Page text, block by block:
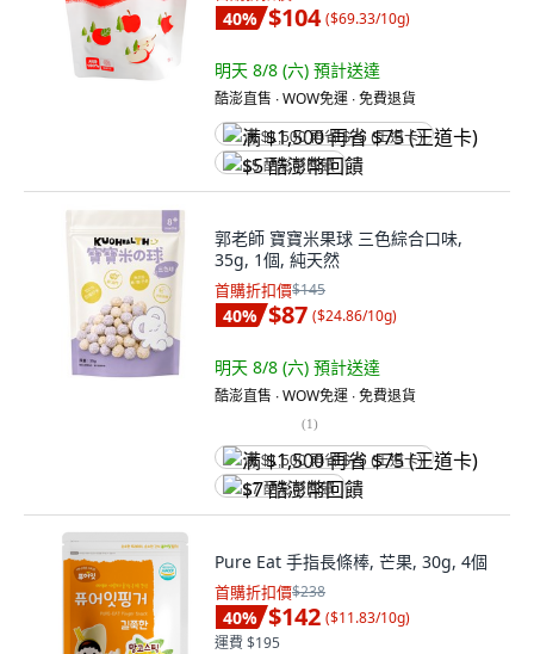
40% $104 ($69.33/10g)
明天 8/8 (六) 預計送達
酷澎直售 ∙ WOW免運 ∙ 免費退貨
满 $1,500 再省 $75 (王道卡)
$5 酷澎幣回饋
郭老師 寶寶米果球 三色綜合口味,
35g, 1個, 純天然
首購折扣價$145
40% $87 ($24.86/10g)
明天 8/8 (六) 預計送達
酷澎直售 ∙ WOW免運 ∙ 免費退貨
(1)
满 $1,500 再省 $75 (王道卡)
$7 酷澎幣回饋
Pure Eat 手指長條棒, 芒果, 30g, 4個
首購折扣價$238
40% $142 ($11.83/10g)
運費 $195